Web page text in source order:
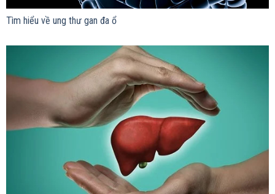
Tìm hiểu về ung thư gan đa ổ